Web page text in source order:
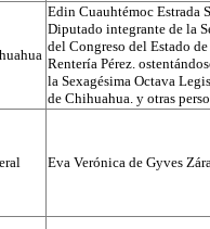
Edin Cuauhtémoc Estrada
Diputado integrante de la
del Congreso del Estado
Rentería Pérez.
la Sexagésima Octava
de Chihuahua. y otras
Eva Verónica de Gyves